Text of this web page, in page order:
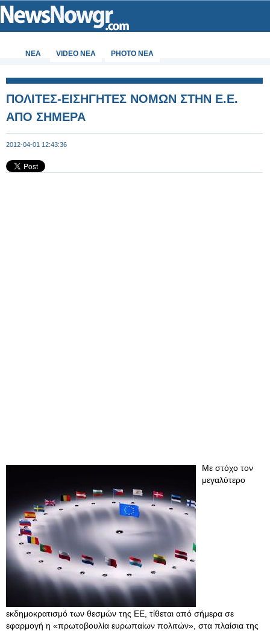
ΝΕΑ VIDEO NEA PHOTO NEA
ΠΟΛΙΤΕΣ-ΕΙΣΗΓΗΤΕΣ ΝΟΜΩΝ ΣΤΗΝ Ε.Ε.
ΑΠΟ ΣΗΜΕΡΑ
2012-04-01 12:43:36
Με στόχο τον
μεγαλύτερο
εκδημοκρατισμό των θεσμών της ΕΕ, τίθεται από σήμερα σε
εφαρμογή η «πρωτοβουλία ευρωπαίων πολιτών», στα πλαίσια της